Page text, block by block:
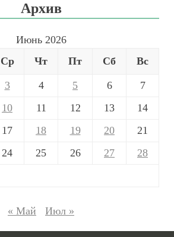
Архив
Июнь 2026
Ср Чт Пт Сб Вс
3 4 5 6
7
10 11 12 13
14
17 18 19 20
21
24 25 26 27
28
« Май Июл »